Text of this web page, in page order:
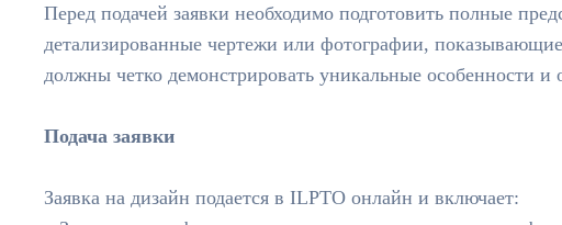
Перед подачей заявки необходимо подготовить полные
детализированные чертежи или фотографии,
должны четко демонстрировать уникальные особенности
Подача заявки
Заявка на дизайн подается в ILPTO онлайн и включает: